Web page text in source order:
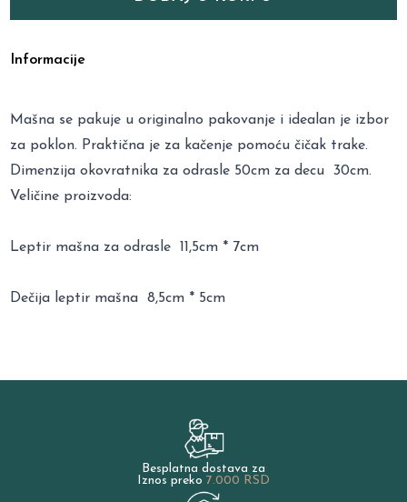
Informacije
Mašna se pakuje u originalno pakovanje i idealan je izbor
za poklon. Praktična je za kačenje pomoću čičak trake.
Dimenzija okovratnika za odrasle 50cm za decu 30cm.
Veličine proizvoda:
Leptir mašna za odrasle 11,5cm * 7cm
Dečija leptir mašna 8,5cm * 5cm
Besplatna dostava za
Iznos preko 7.000 RSD